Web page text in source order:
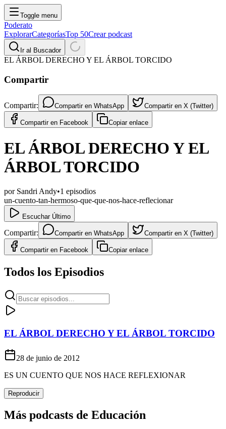
Toggle menu
Poderato
ExplorarCategoríasTop 50Crear podcast
Ir al Buscador
EL ÁRBOL DERECHO Y EL ÁRBOL TORCIDO
Compartir
Compartir: Compartir en WhatsApp Compartir en X (Twitter)
Compartir en Facebook Copiar enlace
EL ÁRBOL DERECHO Y EL
ÁRBOL TORCIDO
por Sandri Andy•1 episodios
un-cuento-tan-hermoso-que-que-nos-hace-reflecionar
Escuchar Último
Compartir: Compartir en WhatsApp Compartir en X (Twitter)
Compartir en Facebook Copiar enlace
Todos los Episodios
EL ÁRBOL DERECHO Y EL ÁRBOL TORCIDO
28 de junio de 2012
ES UN CUENTO QUE NOS HACE REFLEXIONAR
Reproducir
Más podcasts de Educación